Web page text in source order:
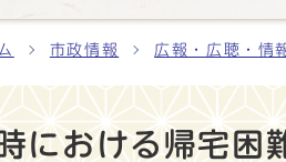
市政情報 広報・広聴・情
における帰宅困